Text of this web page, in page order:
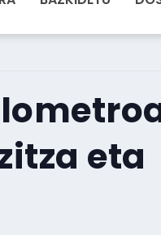
eta